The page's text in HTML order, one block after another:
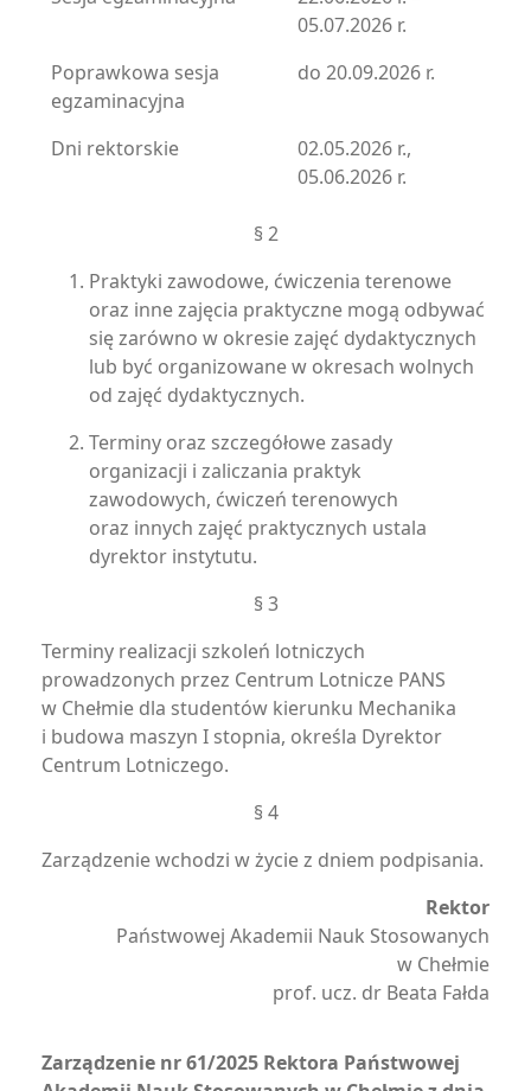
05.07.2026 r.
Poprawkowa sesja
egzaminacyjna
do 20.09.2026 r.
Dni rektorskie
02.05.2026 r.,
05.06.2026 r.
§ 2
Praktyki zawodowe, ćwiczenia terenowe
oraz inne zajęcia praktyczne mogą odbywać
się zarówno w okresie zajęć dydaktycznych
lub być organizowane w okresach wolnych
od zajęć dydaktycznych.
Terminy oraz szczegółowe zasady
organizacji i zaliczania praktyk
zawodowych, ćwiczeń terenowych
oraz innych zajęć praktycznych ustala
dyrektor instytutu.
§ 3
Terminy realizacji szkoleń lotniczych
prowadzonych przez Centrum Lotnicze PANS
w Chełmie dla studentów kierunku Mechanika
i budowa maszyn I stopnia, określa Dyrektor
Centrum Lotniczego.
§ 4
Zarządzenie wchodzi w życie z dniem podpisania.
Rektor
Państwowej Akademii Nauk Stosowanych
w Chełmie
prof. ucz. dr Beata Fałda
Zarządzenie nr 61/2025 Rektora Państwowej